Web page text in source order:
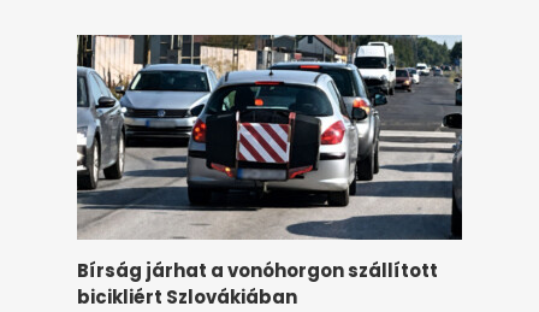
Bírság járhat a vonóhorgon szállított